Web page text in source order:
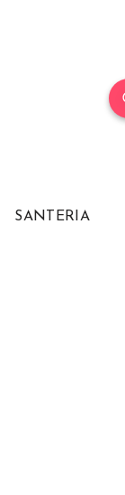
SANTERIA